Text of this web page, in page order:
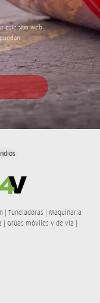
este sitio web
Tuneladoras | Maquinaria